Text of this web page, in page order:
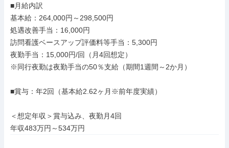
■月給内訳
基本給：264,000円～298,500円
処遇改善手当：16,000円
訪問看護ベースアップ評価料等手当：5,300円
夜勤手当：15,000円/回（月4回想定）
※同行夜勤は夜勤手当の50％支給（期間1週間～2か月）
■賞与：年2回（基本給2.62ヶ月※前年度実績）
＜想定年収＞賞与込み、夜勤月4回
年収483万円～534万円